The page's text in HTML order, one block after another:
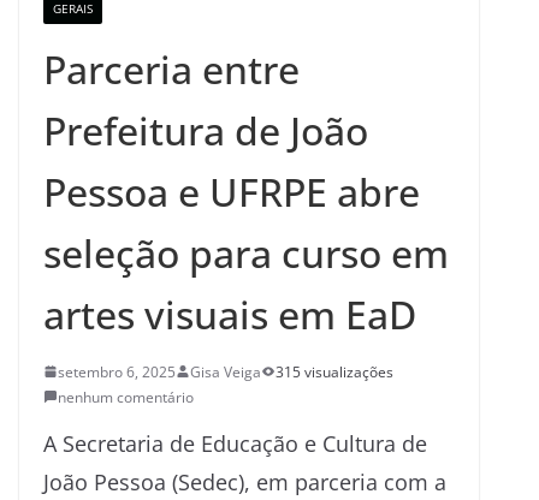
GERAIS
Parceria entre
Prefeitura de João
Pessoa e UFRPE abre
seleção para curso em
artes visuais em EaD
setembro 6, 2025 Gisa Veiga
315 visualizações
nenhum comentário
A Secretaria de Educação e Cultura de
João Pessoa (Sedec), em parceria com a